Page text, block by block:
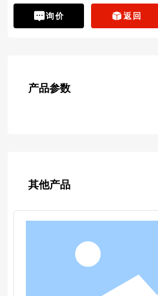
询价 返回
产品参数
其他产品